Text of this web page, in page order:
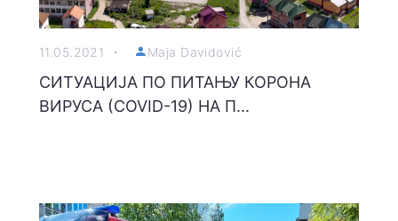
11.05.2021 Maja Davidović
СИТУАЦИЈА ПО ПИТАЊУ КОРОНА
ВИРУСА (COVID-19) НА П...